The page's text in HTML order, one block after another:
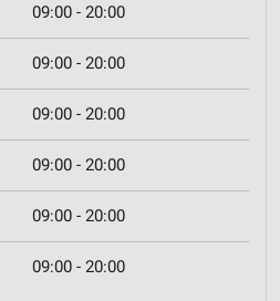
09:00 - 20:00
09:00 - 20:00
09:00 - 20:00
09:00 - 20:00
09:00 - 20:00
09:00 - 20:00